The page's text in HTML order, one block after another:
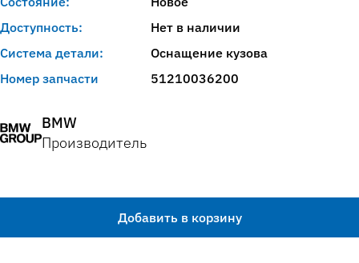
Доступность:
Нет в наличии
Система детали:
Оснащение кузова
Номер запчасти
51210036200
BMW
Производитель
Добавить в корзину